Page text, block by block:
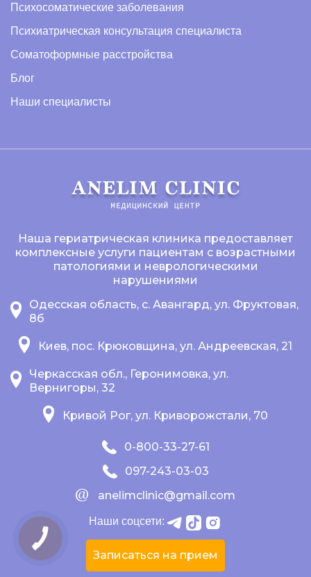
Психосоматические заболевания
Психиатрическая консультация специалиста
Соматоформные расстройства
Блог
Наши специалисты
Наша гериатрическая клиника предоставляет
комплексные услуги пациентам с возрастными
патологиями и неврологическими
нарушениями
Одесская область, с. Авангард, ул. Фруктовая,
8б
Киев, пос. Крюковщина, ул. Андреевская, 21
Черкасская обл., Геронимовка, ул.
Вернигоры, 32
Кривой Рог, ул. Криворожстали, 70
0-800-33-27-61
097-243-03-03
anelimclinic@gmail.com
Наши соцсети:
Записаться на прием